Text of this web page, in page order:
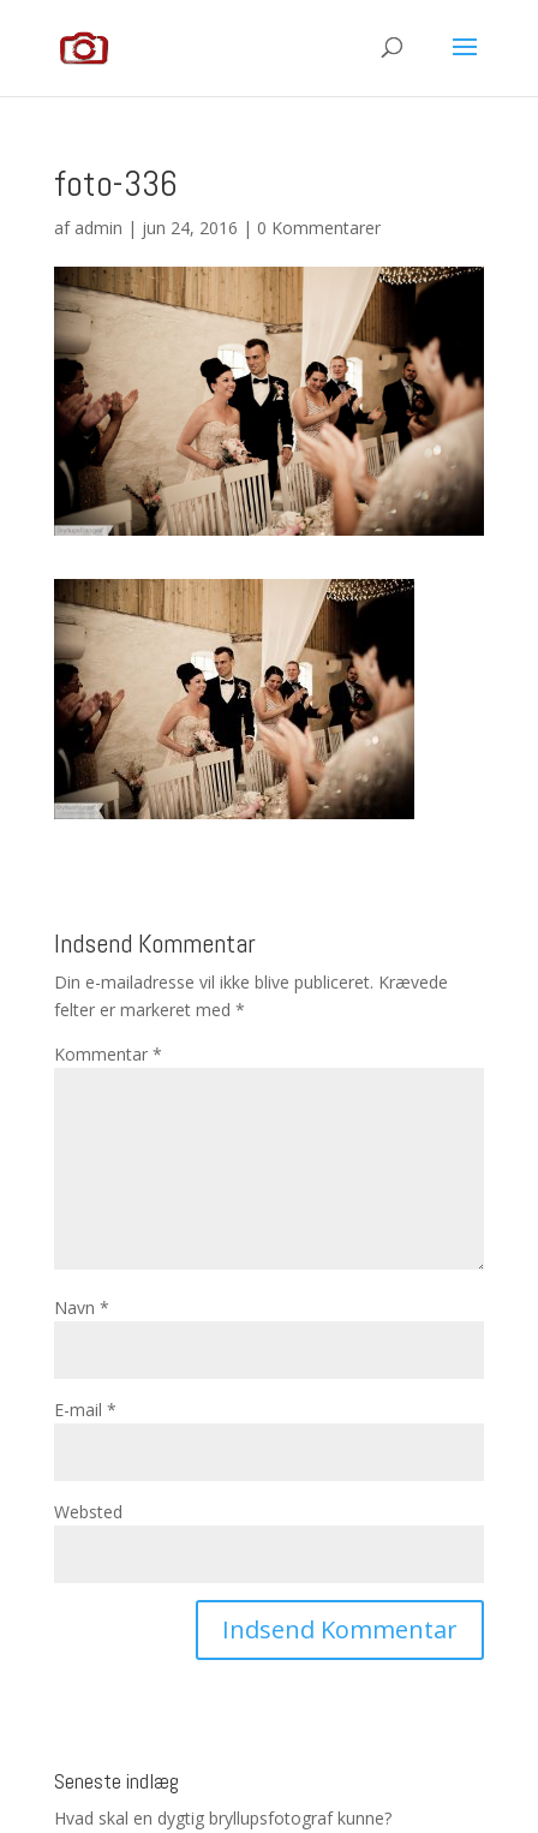
foto-336
af admin | jun 24, 2016 | 0 Kommentarer
Indsend Kommentar
Din e-mailadresse vil ikke blive publiceret. Krævede
felter er markeret med *
Kommentar *
Navn *
E-mail *
Websted
Seneste indlæg
Hvad skal en dygtig bryllupsfotograf kunne?